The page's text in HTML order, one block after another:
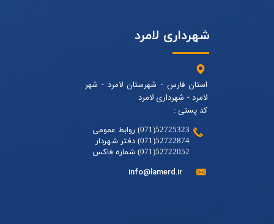
شهرداری لامرد
استان فارس - شهرستان لامرد - شهر
لامرد - شهرداری لامرد
کد پستی :
52725323(071) روابط عمومی
52722874(071) دفتر شهردار
52722052(071) شماره فاکس
info@lamerd.ir